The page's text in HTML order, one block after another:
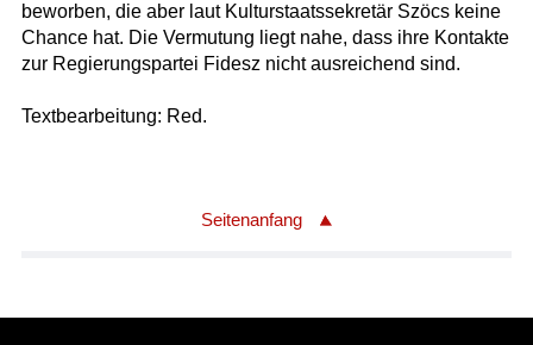
beworben, die aber laut Kulturstaatssekretär Szöcs keine
Chance hat. Die Vermutung liegt nahe, dass ihre Kontakte
zur Regierungspartei Fidesz nicht ausreichend sind.
Textbearbeitung: Red.
Seitenanfang